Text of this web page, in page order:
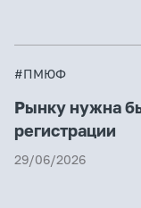
#ПМЮФ
Рынку нужна
регистрации
29/06/2026